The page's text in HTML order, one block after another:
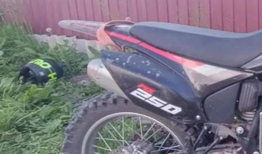
Происшествия
14.06.2026 15:31316